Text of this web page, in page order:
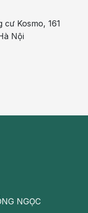
ăn sớm quá.
dứa. Đây được
ép hoặc chế biến
quế rửa sạch, xay
đường cho dễ
cư Kosmo, 161
Nội
NGỌC